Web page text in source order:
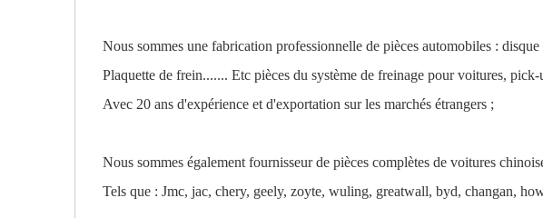
Nous sommes une fabrication professionnelle de pièces automobiles :
Plaquette de frein....... Etc pièces du système de freinage pour voitures, pick-
Avec 20 ans d'expérience et d'exportation sur les marchés étrangers ;
Nous sommes également fournisseur de pièces complètes de voitures
Tels que : Jmc, jac, chery, geely, zoyte, wuling, greatwall, byd, changan,